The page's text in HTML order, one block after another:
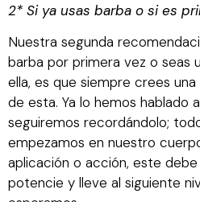
2* Si ya usas barba o si es
Nuestra segunda
barba por primera vez o seas
ella, es que siempre crees
de esta. Ya lo hemos hablado
seguiremos recordándolo;
empezamos en nuestro
aplicación o acción, este debe
potencie y lleve al siguiente